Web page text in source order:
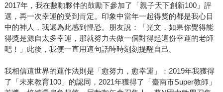
2017年，我在數咖夥伴的鼓勵下參加了「親子天下創新100」評
選，再一次幸運的受到肯定。印象中當年一起得獎的都是我心目
中的神人，我還為此感到惶恐。朋友說：「光文，如果你覺得能
得獎是源自太多幸運，那就努力去做一個對得起這份幸運的老師
吧！」此後，我便一直用這句話時時刻刻提醒自己。
我相信這世界的運作法則是「愈努力，愈幸運」：2019年我獲得
了「未來教育100」的認同，2021年獲得了「臺南市Super教師」